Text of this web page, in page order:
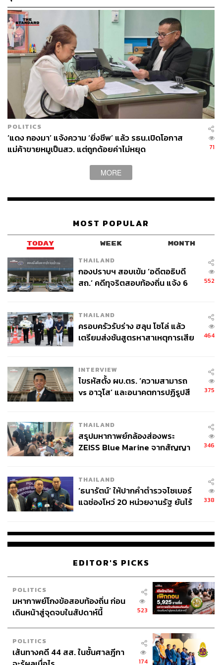
‘iLaw’
POLITICS
‘แดง กองมา’ แจ้งความ ‘ยิ่งชีพ’ แล้ว รธน.เปิดโอกาส
แม่ค้าขายหมูเป็นสว. แต่ถูกด้อยค่าไม่หยุด
71
MORE
MOST POPULAR
TODAY WEEK MONTH
THAILAND
กองปราบฯ สอบเข้ม ‘อดีตอธิบดี
สถ.’ คดีทุจริตสอบท้องถิ่น แจ้ง 6
552
THAILAND
ครอบครัวรับร่าง ฮลุน โซโล่ แล้ว
เตรียมส่งชันสูตรหาสาเหตุการเสีย
464
INTERVIEW
ไขรหัสตั้ง ผบ.ตร. ‘ความสามารถ
vs อาวุโส’ และอนาคตการปฏิรูปสี
375
THAILAND
สรุปมหากาพย์กล้องส่องพระ
ZEISS Blue Marine จากสัญญา
จ่ายหนี้-แอบระบุแบรนด์
346
THAILAND
‘ธนารัตน์’ ให้ปากคำตำรวจไซเบอร์
แฉช่องโหว่ 20 หน่วยงานรัฐ ยันไร้
338
EDITOR'S PICKS
POLITICS
มหากาพย์โกงข้อสอบท้องถิ่น ก่อน
เดินหน้าสู่จุดจบในสัปดาห์นี้
523
POLITICS
เส้นทางคดี 44 สส. ในชั้นศาลฎีกา
174